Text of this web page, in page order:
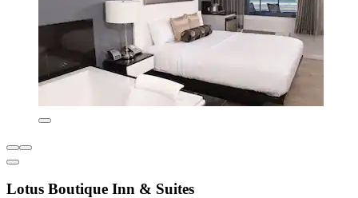
Lotus Boutique Inn & Suites